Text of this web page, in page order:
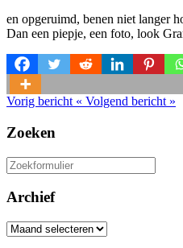
en opgeruimd, benen niet langer
Dan een piepje, een foto, look
Vorig bericht « Volgend bericht »
Zoeken
Zoeken
naar:
Archief
Archief